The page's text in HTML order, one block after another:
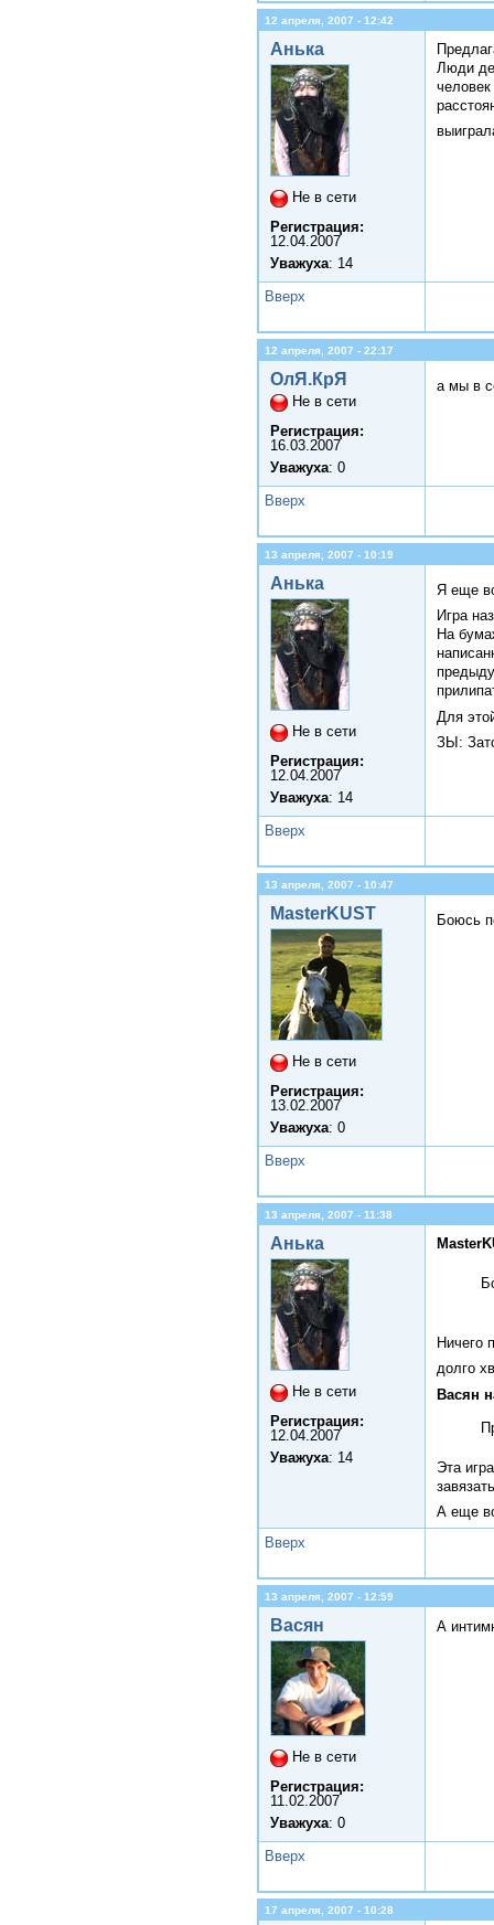
12 апреля, 2007 - 12:42
Анька
Не в сети
Регистрация:
12.04.2007
Уважуха: 14
Люди
Вверх
12 апреля, 2007 - 22:17
ОлЯ.КрЯ
Не в сети
Регистрация:
16.03.2007
Уважуха: 0
а мы в
Вверх
13 апреля, 2007 - 10:19
Анька
Не в сети
Регистрация:
12.04.2007
Уважуха: 14
Я еще
Игра
На
Для
ЗЫ:
Вверх
13 апреля, 2007 - 10:47
MasterKUST
Не в сети
Регистрация:
13.02.2007
Уважуха: 0
Боюсь
Вверх
13 апреля, 2007 - 11:38
Анька
Не в сети
Регистрация:
12.04.2007
Уважуха: 14
Ничего
долго
Васян
Эта
А еще
Вверх
13 апреля, 2007 - 12:59
Васян
Не в сети
Регистрация:
11.02.2007
Уважуха: 0
А
Вверх
17 апреля, 2007 - 10:28